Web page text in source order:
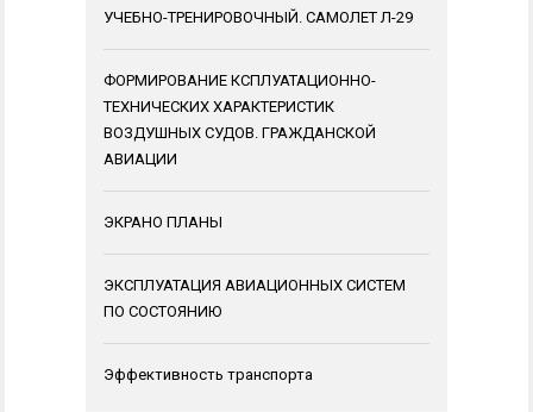
УЧЕБНО-ТРЕНИРОВОЧНЫЙ. САМОЛЕТ Л-29
ФОРМИРОВАНИЕ КСПЛУАТАЦИОННО-
ТЕХНИЧЕСКИХ ХАРАКТЕРИСТИК
ВОЗДУШНЫХ СУДОВ. ГРАЖДАНСКОЙ
АВИАЦИИ
ЭКРАНО ПЛАНЫ
ЭКСПЛУАТАЦИЯ АВИАЦИОННЫХ СИСТЕМ
ПО СОСТОЯНИЮ
Эффективность транспорта